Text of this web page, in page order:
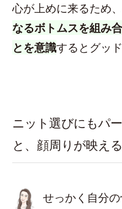
心が上めに来るため、
なるボトムスを組み
とを意識するとグッド
ニット選びにもパ
と、顔周りが映える
せっかく自分